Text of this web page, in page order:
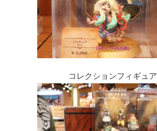
コレクションフィギュア